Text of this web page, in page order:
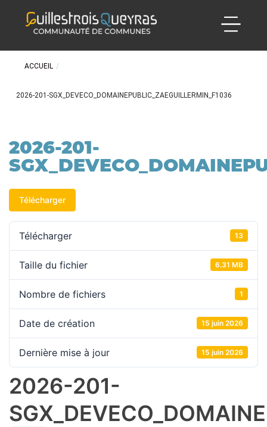
ACCUEIL /
2026-201-SGX_DEVECO_DOMAINEPUBLIC_ZAEGUILLERMIN_F1036
2026-201-
Télécharger
Télécharger 13
Taille du fichier 6.31 MB
Nombre de fichiers 1
Date de création 15 juin 2026
Dernière mise à jour 15 juin 2026
2026-201-